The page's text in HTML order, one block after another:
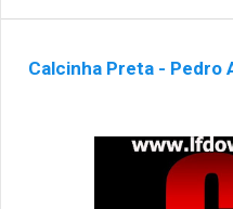
Calcinha Preta - Pedro